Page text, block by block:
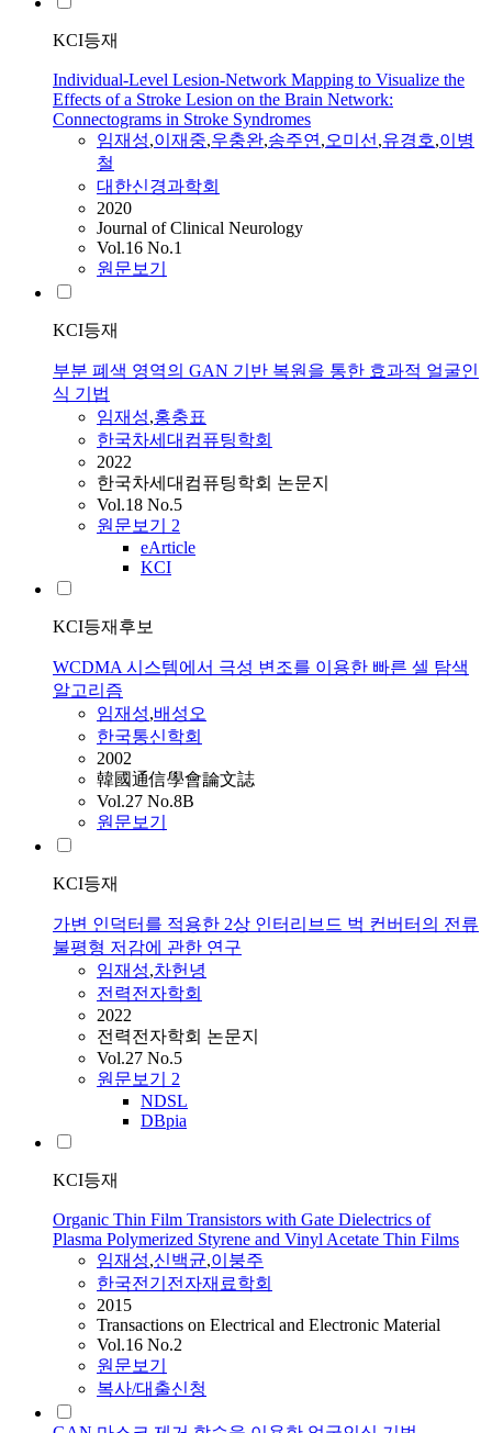
KCI등재
Individual-Level Lesion-Network Mapping to Visualize the
Effects of a Stroke Lesion on the Brain Network:
Connectograms in Stroke Syndromes
임재성,이재중,우충완,송주연,오미선,유경호,이병
철
대한신경과학회
2020
Journal of Clinical Neurology
Vol.16 No.1
원문보기
KCI등재
부분 폐색 영역의 GAN 기반 복원을 통한 효과적 얼굴인
식 기법
임재성,홍충표
한국차세대컴퓨팅학회
2022
한국차세대컴퓨팅학회 논문지
Vol.18 No.5
원문보기 2
eArticle
KCI
KCI등재후보
WCDMA 시스템에서 극성 변조를 이용한 빠른 셀 탐색
알고리즘
임재성,배성오
한국통신학회
2002
韓國通信學會論文誌
Vol.27 No.8B
원문보기
KCI등재
가변 인덕터를 적용한 2상 인터리브드 벅 컨버터의 전류
불평형 저감에 관한 연구
임재성,차헌녕
전력전자학회
2022
전력전자학회 논문지
Vol.27 No.5
원문보기 2
NDSL
DBpia
KCI등재
Organic Thin Film Transistors with Gate Dielectrics of
Plasma Polymerized Styrene and Vinyl Acetate Thin Films
임재성,신백균,이붕주
한국전기전자재료학회
2015
Transactions on Electrical and Electronic Material
Vol.16 No.2
원문보기
복사/대출신청